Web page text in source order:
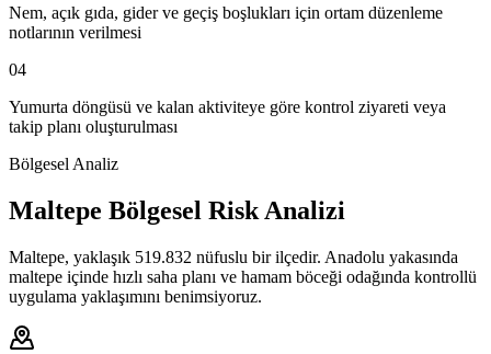
Nem, açık gıda, gider ve geçiş boşlukları için ortam düzenleme
notlarının verilmesi
04
Yumurta döngüsü ve kalan aktiviteye göre kontrol ziyareti veya
takip planı oluşturulması
Bölgesel Analiz
Maltepe Bölgesel Risk Analizi
Maltepe, yaklaşık 519.832 nüfuslu bir ilçedir. Anadolu yakasında
maltepe içinde hızlı saha planı ve hamam böceği odağında kontrollü
uygulama yaklaşımını benimsiyoruz.